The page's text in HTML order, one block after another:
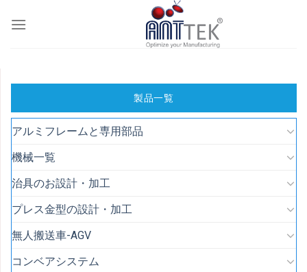
製品一覧
アルミフレームと専用部品
機械一覧
治具のお設計・加工
プレス金型の設計・加工
無人搬送車-AGV
コンベアシステム